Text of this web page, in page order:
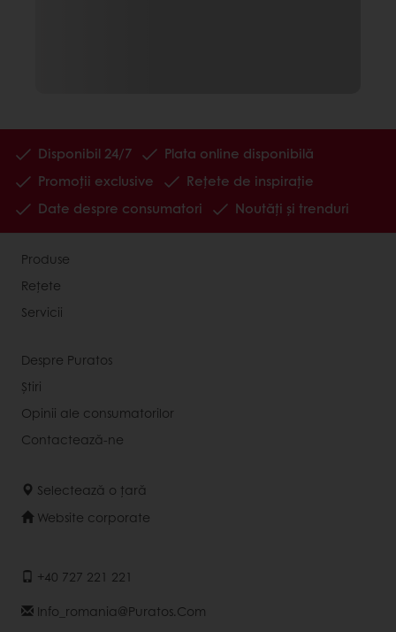
Disponibil 24/7
Plata online disponibilă
Promoții exclusive
Rețete de inspirație
Date despre consumatori
Noutăți și trenduri
Produse
Rețete
Servicii
Despre Puratos
Știri
Opinii ale consumatorilor
Contactează-ne
Selectează o țară
Website corporate
+40 727 221 221
Info_romania@puratos.com